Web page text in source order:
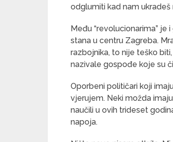
odglumiti kad nam ukradeš
Među “revolucionarima”
stana u centru Zagreba.
razbojnika, to nije teško
nazivale gospođe koje su
Oporbeni političari koji
vjerujem. Neki možda
naučili u ovih trideset
napoja.